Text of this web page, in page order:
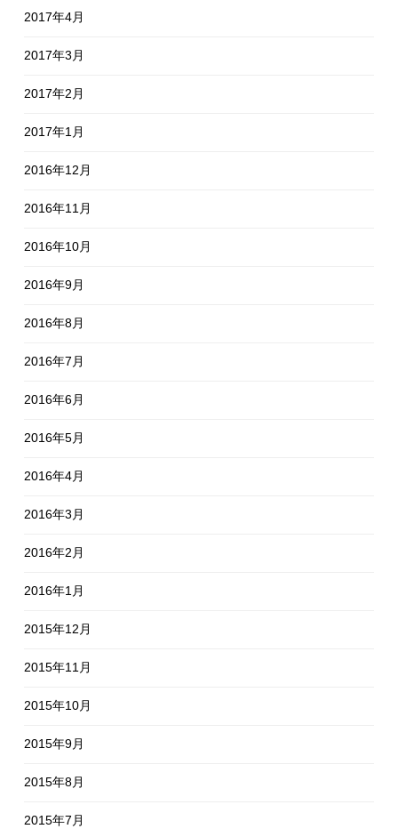
2017年4月
2017年3月
2017年2月
2017年1月
2016年12月
2016年11月
2016年10月
2016年9月
2016年8月
2016年7月
2016年6月
2016年5月
2016年4月
2016年3月
2016年2月
2016年1月
2015年12月
2015年11月
2015年10月
2015年9月
2015年8月
2015年7月